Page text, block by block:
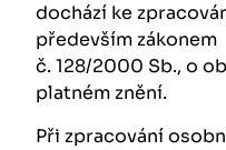
dochází ke
především zákonem
č. 128/2000 Sb., o
platném znění.
Při zpracování